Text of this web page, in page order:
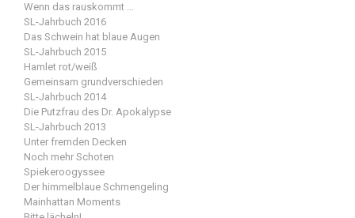
Wenn das rauskommt ...
SL-Jahrbuch 2016
Das Schwein hat blaue Augen
SL-Jahrbuch 2015
Hamlet rot/weiß
Gemeinsam grundverschieden
SL-Jahrbuch 2014
Die Putzfrau des Dr. Apokalypse
SL-Jahrbuch 2013
Unter fremden Decken
Noch mehr Schoten
Spiekeroogyssee
Der himmelblaue Schmengeling
Mainhattan Moments